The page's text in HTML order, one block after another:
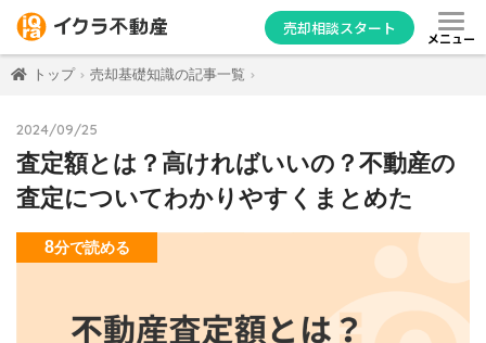
売却相談スタート
メニュー
トップ 売却基礎知識の記事一覧
2024/09/25
査定額とは？高ければいいの？不動産の
査定についてわかりやすくまとめた
8分で読める